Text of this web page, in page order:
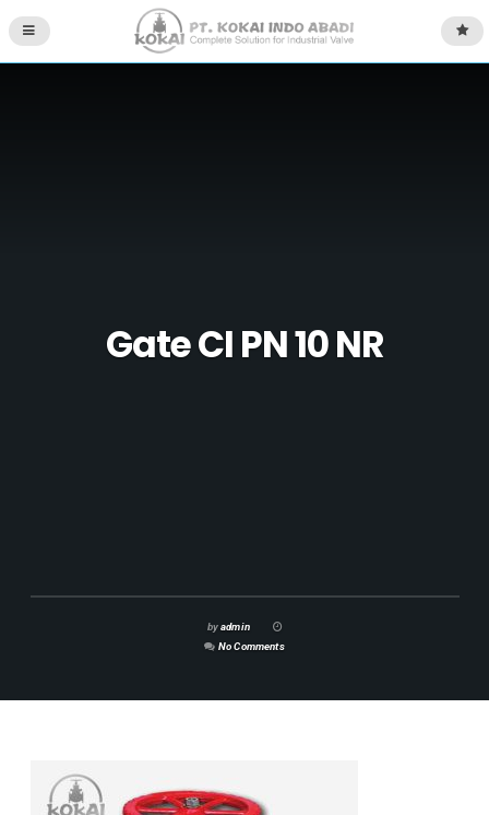
Gate CI PN 10 NR
byadmin
No Comments